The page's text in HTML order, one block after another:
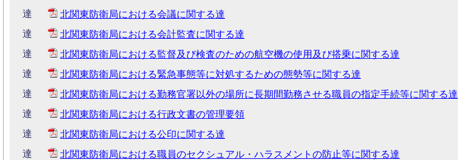
達
北関東防衛局における会議に関する達
達
北関東防衛局における会計監査に関する達
達
北関東防衛局における監督及び検査のための航空機の使用及び搭乗に関する達
達
北関東防衛局における緊急事態等に対処するための態勢等に関する達
達
北関東防衛局における勤務官署以外の場所に長期間勤務させる職員の指定手続等に関する達
達
北関東防衛局における行政文書の管理要領
達
北関東防衛局における公印に関する達
達
北関東防衛局における職員のセクシュアル・ハラスメントの防止等に関する達